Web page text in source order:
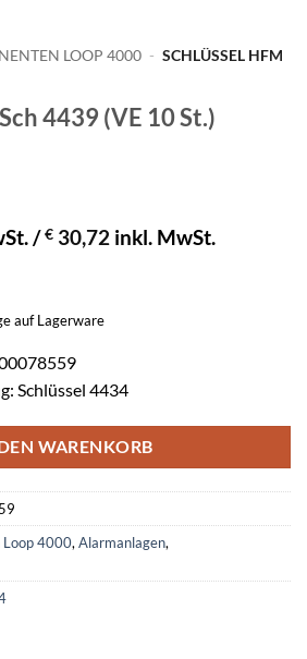
LOOP 4000 - SCHLÜSSEL HFM
4439 (VE 10 St.)
/€ 30,72 inkl. MwSt.
auf Lagerware
Schlüssel 4434
WARENKORB
Loop 4000, Alarmanlagen,